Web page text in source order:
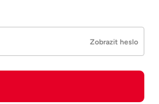
Zobrazit heslo